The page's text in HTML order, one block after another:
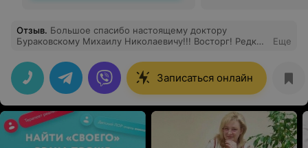
Отзыв. Большое спасибо настоящему доктору
Бураковскому Михаилу Николаевичу!!! Восторг! Редкий
выполняет работу, а заинтересован реально помочь
пациенту.
Еще
Записаться онлайн